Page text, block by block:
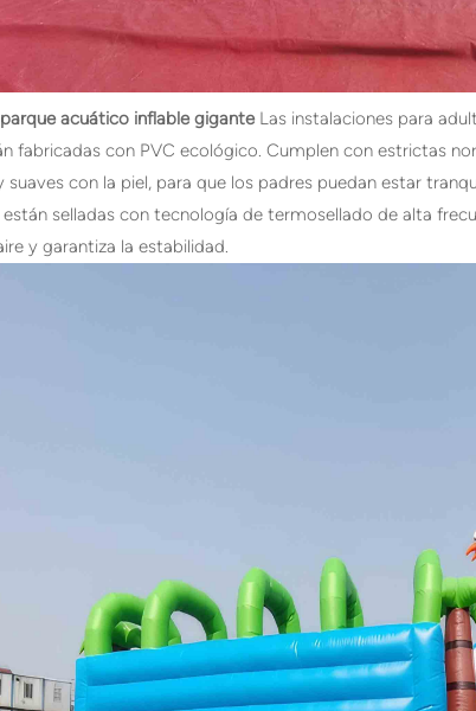
parque acuático inflable giganteLas instalaciones para
fabricadas con PVC ecológico. Cumplen con estrictas
suaves con la piel, para que los padres puedan estar
selladas con tecnología de termosellado de alta
y garantiza la estabilidad.